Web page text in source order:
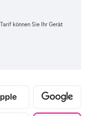
können Sie Ihr Gerät